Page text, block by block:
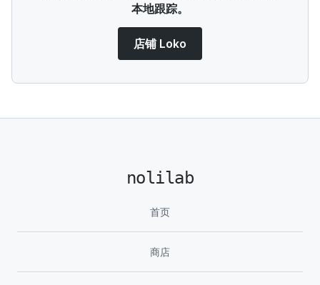
本地跟踪。
店铺 Loko
nolilab
首页
商店